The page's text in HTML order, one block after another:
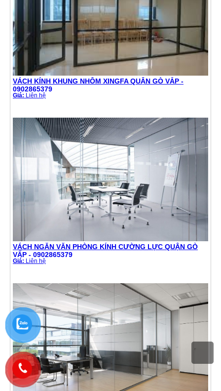
VÁCH KÍNH KHUNG NHÔM XINGFA QUẬN GÒ VẤP -
0902865379
Giá: Liên hệ
VÁCH NGĂN VĂN PHÒNG KÍNH CƯỜNG LỰC QUẬN GÒ
VẤP - 0902865379
Giá: Liên hệ